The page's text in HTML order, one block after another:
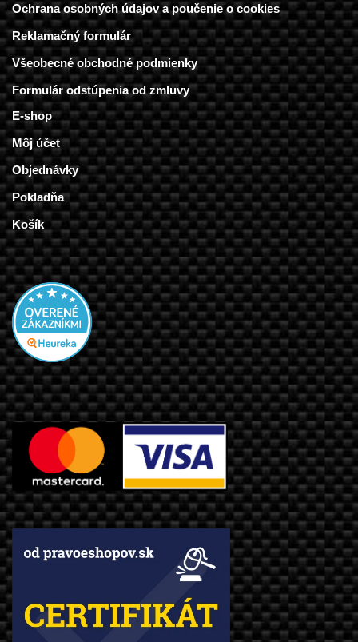
Ochrana osobných údajov a poučenie o cookies
Reklamačný formulár
Všeobecné obchodné podmienky
Formulár odstúpenia od zmluvy
E-shop
Môj účet
Objednávky
Pokladňa
Košík